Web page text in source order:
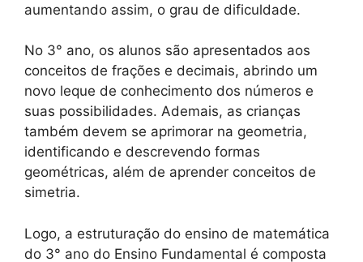
aumentando assim, o grau de dificuldade.
No 3° ano, os alunos são apresentados aos
conceitos de frações e decimais, abrindo um
novo leque de conhecimento dos números e
suas possibilidades. Ademais, as crianças
também devem se aprimorar na geometria,
identificando e descrevendo formas
geométricas, além de aprender conceitos de
simetria.
Logo, a estruturação do ensino de matemática
do 3° ano do Ensino Fundamental é composta